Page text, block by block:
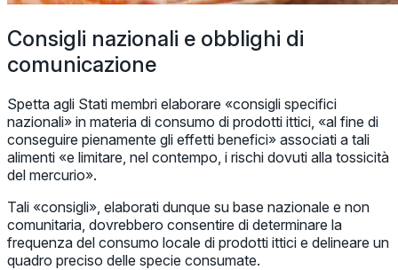
Consigli nazionali e obblighi di
comunicazione
Spetta agli Stati membri elaborare «consigli specifici
nazionali» in materia di consumo di prodotti ittici, «al fine di
conseguire pienamente gli effetti benefici» associati a tali
alimenti «e limitare, nel contempo, i rischi dovuti alla tossicità
del mercurio».
Tali «consigli», elaborati dunque su base nazionale e non
comunitaria, dovrebbero consentire di determinare la
frequenza del consumo locale di prodotti ittici e delineare un
quadro preciso delle specie consumate.